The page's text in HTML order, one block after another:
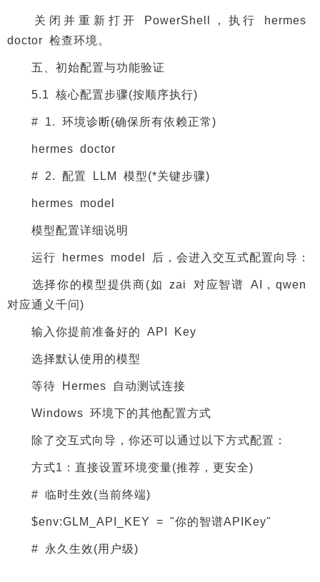
关闭并重新打开 PowerShell，执行 hermes
doctor 检查环境。
五、初始配置与功能验证
5.1 核心配置步骤(按顺序执行)
# 1. 环境诊断(确保所有依赖正常)
hermes doctor
# 2. 配置 LLM 模型(*关键步骤)
hermes model
模型配置详细说明
运行 hermes model 后，会进入交互式配置向导：
选择你的模型提供商(如 zai 对应智谱 AI，qwen
对应通义千问)
输入你提前准备好的 API Key
选择默认使用的模型
等待 Hermes 自动测试连接
Windows 环境下的其他配置方式
除了交互式向导，你还可以通过以下方式配置：
方式1：直接设置环境变量(推荐，更安全)
# 临时生效(当前终端)
$env:GLM_API_KEY = "你的智谱APIKey"
# 永久生效(用户级)